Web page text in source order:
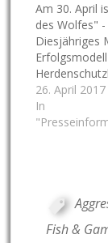
Am 30. April
des Wolfes" -
Diesjähriges
Erfolgsmodell
26. April 2017
In
Fish &